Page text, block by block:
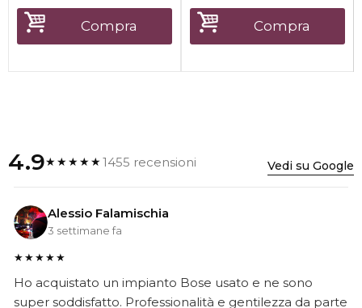
Compra Compra
4.9★★★★★1455 recensioni Vedi su Google
Alessio Falamischia
3 settimane fa
★★★★★
Ho acquistato un impianto Bose usato e ne sono
super soddisfatto. Professionalità e gentilezza da parte